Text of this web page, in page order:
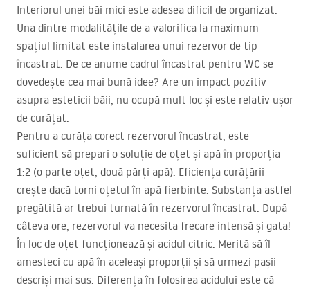
Interiorul unei băi mici este adesea dificil de organizat.
Una dintre modalitățile de a valorifica la maximum
spațiul limitat este instalarea unui rezervor de tip
încastrat. De ce anume cadrul încastrat pentru WC se
dovedește cea mai bună idee? Are un impact pozitiv
asupra esteticii băii, nu ocupă mult loc și este relativ ușor
de curățat.
Pentru a curăța corect rezervorul încastrat, este
suficient să prepari o soluție de oțet și apă în proporția
1:2 (o parte oțet, două părți apă). Eficiența curățării
crește dacă torni oțetul în apă fierbinte. Substanța astfel
pregătită ar trebui turnată în rezervorul încastrat. După
câteva ore, rezervorul va necesita frecare intensă și gata!
În loc de oțet funcționează și acidul citric. Merită să îl
amesteci cu apă în aceleași proporții și să urmezi pașii
descriși mai sus. Diferența în folosirea acidului este că